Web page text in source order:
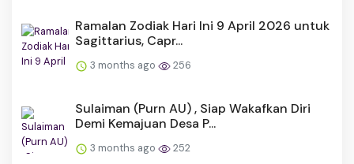
Ramalan Zodiak Hari Ini 9 April 2026 untuk
Sagittarius, Capr...
3 months ago 256
Sulaiman (Purn AU) , Siap Wakafkan Diri
Demi Kemajuan Desa P...
3 months ago 252